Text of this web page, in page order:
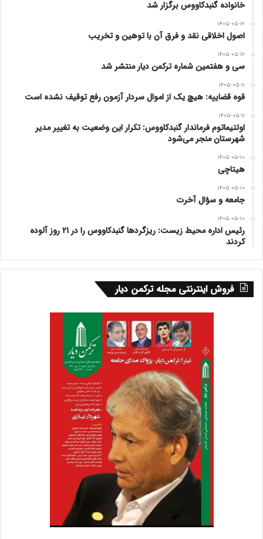
خانواده گنبدکاووس برگزار شد
۱۴۰۵-۰۵-۱۲
اصول اخلاقی نقد و فرق آن با توهین و تخریب
۱۴۰۵-۰۵-۱۲
سی و هفتمین شماره ترکمن دیار منتشر شد
۱۴۰۵-۰۵-۱۱
قوه قضاییه: هیچ یک از اموال سردار آزمون رفع توقیف نشده است
۱۴۰۵-۰۵-۱۱
اولتیماتوم فرماندار گنبدکاووس: تکرار این وضعیت به تغییر مدیر
شهرستان منجر می‌شود
۱۴۰۵-۰۵-۱۰
هیتاچی
۱۴۰۵-۰۵-۱۰
جامعه و سؤال آخرت
۱۴۰۵-۰۵-۱۰
رئیس اداره محیط زیست: ریزگردها گنبدکاووس را در ۲۱ روز آلوده
کردند
فروش اینترنتی مجله ترکمن دیار